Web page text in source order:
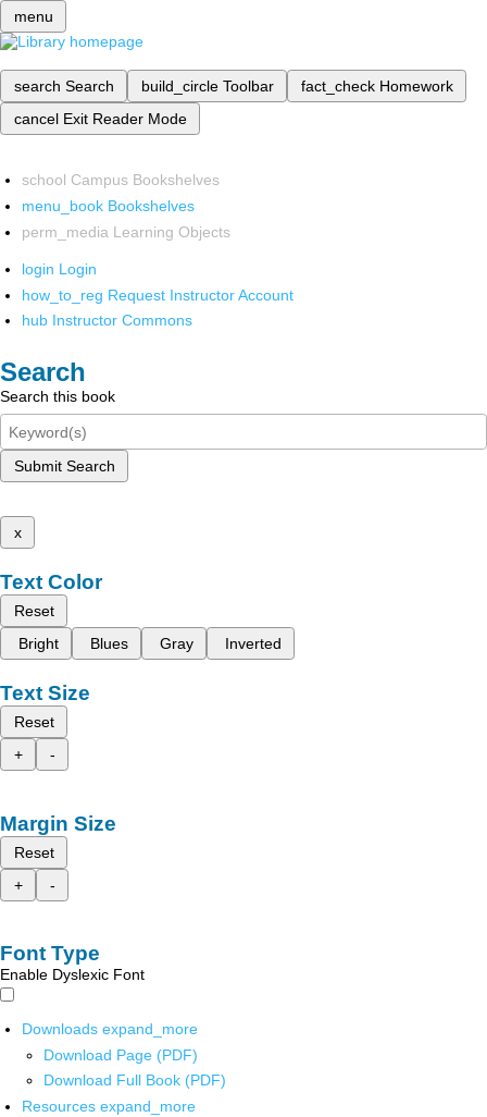
menu
search Search build_circle Toolbar fact_check Homework
cancel Exit Reader Mode
school Campus Bookshelves
menu_book Bookshelves
perm_media Learning Objects
login Login
how_to_reg Request Instructor Account
hub Instructor Commons
Search
Search this book
Submit Search
x
Text Color
Reset
Bright
Blues Gray Inverted
Text Size
Reset
+
-
Margin Size
Reset
+
-
Font Type
Enable Dyslexic Font
Downloads expand_more
Download Page (PDF)
Download Full Book (PDF)
Resources expand_more